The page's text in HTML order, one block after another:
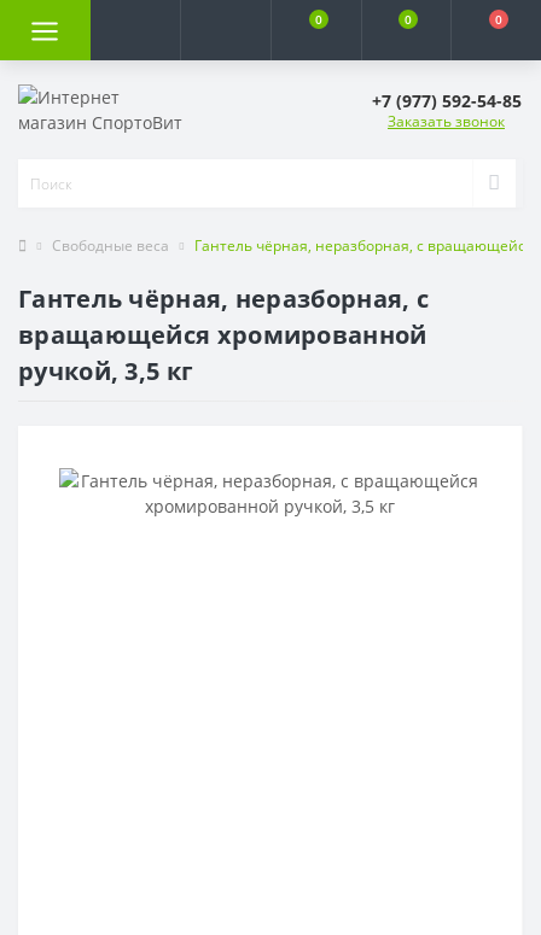
0 0 0
+7 (977) 592-54-85
Заказать звонок
Свободные веса Гантель чёрная, неразборная, с вращающейся
Гантель чёрная, неразборная, с
вращающейся хромированной
ручкой, 3,5 кг